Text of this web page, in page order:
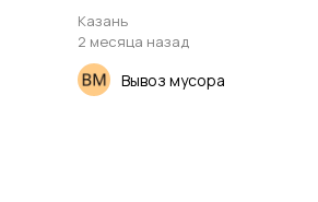
на помойку )
Казань
2 месяца назад
Вывоз мусора